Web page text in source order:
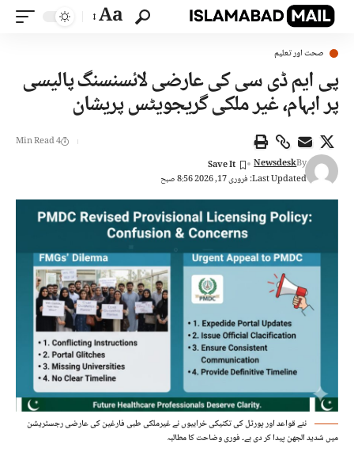
Aa
صحت اور تعلیم
پی ایم ڈی سی کی عارضی لائسنسنگ پالیسی
پر ابہام، غیر ملکی گریجویٹس پریشان
Last Updated: فروری 17, 2026 8:56 صبح
By
Newsdesk
4 Min Read
نئے قواعد اور پورٹل کی تکنیکی خرابیوں نے غیرملکی طبی فارغین کی عارضی رجسٹریشن
میں شدید الجھن پیدا کر دی ہے۔ فوری وضاحت کا مطالبہ